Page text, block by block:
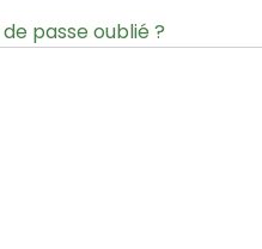
passe oublié ?